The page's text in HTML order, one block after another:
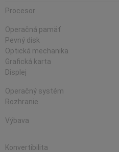
Procesor
Operačná pamäť
Pevný disk
Optická mechanika
Grafická karta
Displej
Operačný systém
Rozhranie
Výbava
Konvertibilita